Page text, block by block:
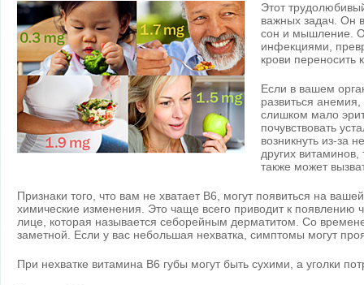
Этот
важных задач. Он
сон и мышление.
инфекциями,
крови переносить
Если в вашем
развиться
слишком мало
почувствовать
возникнуть из-за
других
также может
Признаки того, что вам не хватает B6, могут появиться на
химические изменения. Это чаще всего приводит к
лице, которая называется себорейным дерматитом. Со
заметной. Если у вас небольшая нехватка, симптомы могут
При нехватке витамина В6 губы могут быть сухими, а уголки